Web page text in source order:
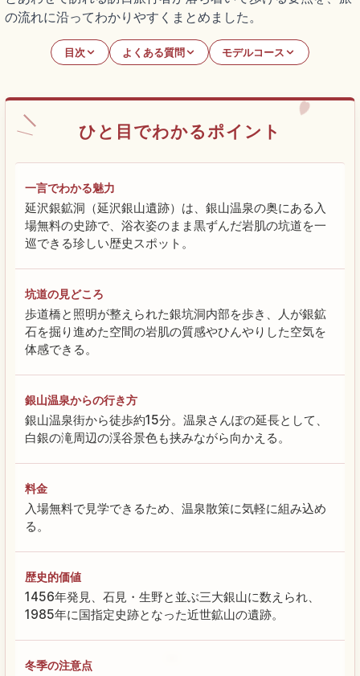
の流れに沿ってわかりやすくまとめました。
目次 よくある質問 モデルコース
ひと目でわかるポイント
一言でわかる魅力
延沢銀鉱洞（延沢銀山遺跡）は、銀山温泉の奥にある入
場無料の史跡で、浴衣姿のまま黒ずんだ岩肌の坑道を一
巡できる珍しい歴史スポット。
坑道の見どころ
歩道橋と照明が整えられた銀坑洞内部を歩き、人が銀鉱
石を掘り進めた空間の岩肌の質感やひんやりした空気を
体感できる。
銀山温泉からの行き方
銀山温泉街から徒歩約15分。温泉さんぽの延長として、
白銀の滝周辺の渓谷景色も挟みながら向かえる。
料金
入場無料で見学できるため、温泉散策に気軽に組み込め
る。
歴史的価値
1456年発見、石見・生野と並ぶ三大銀山に数えられ、
1985年に国指定史跡となった近世鉱山の遺跡。
冬季の注意点